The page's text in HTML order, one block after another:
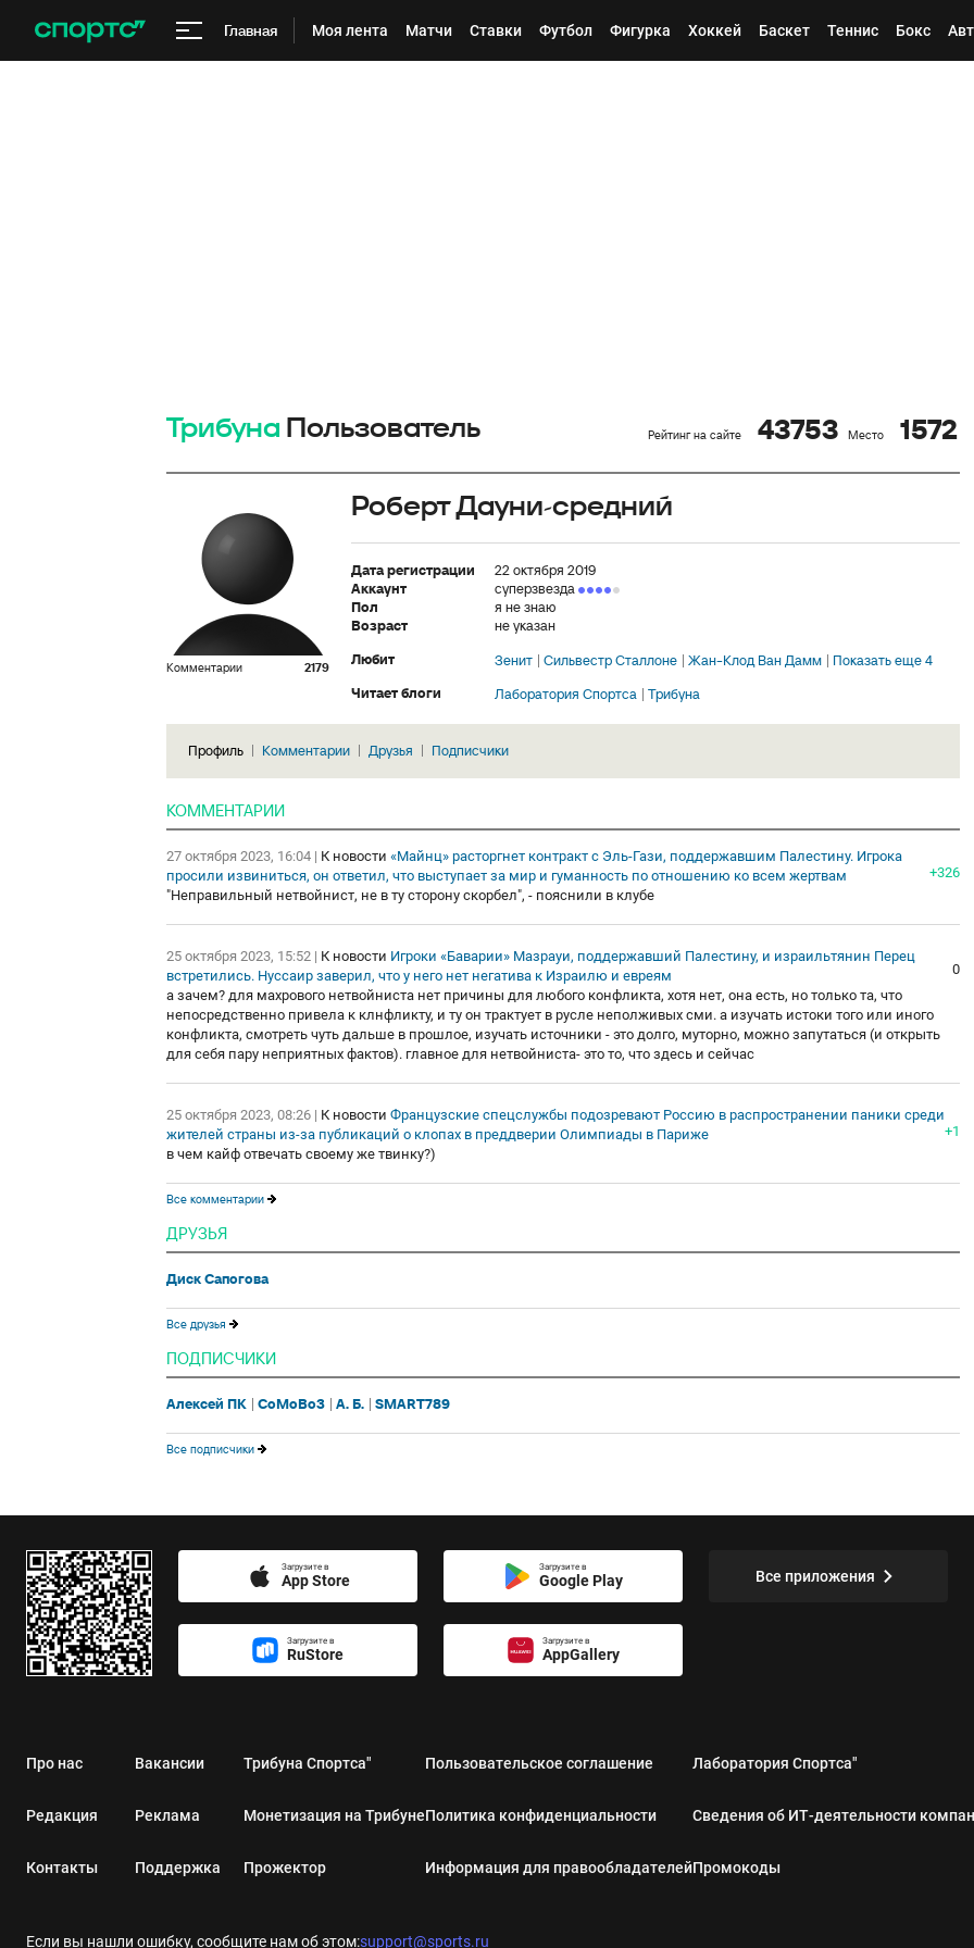
Главная Моя лента Матчи Ставки Футбол Фигурка Хоккей Баскет Теннис Бокс
Рейтинг на сайте 43753 Место 1572
Трибуна Пользователь
Комментарии 2179
Роберт Дауни-средний
Дата регистрации
22 октября 2019
Аккаунт
суперзвезда
Пол
я не знаю
Возраст
не указан
Любит
Зенит Сильвестр Сталлоне Жан-Клод Ван Дамм
Показать еще 4
Читает блоги
Лаборатория Спортса Трибуна
Профиль Комментарии Друзья Подписчики
КОММЕНТАРИИ
27 октября 2023, 16:04 | К новости «Майнц» расторгнет контракт с Эль-Гази, поддержавшим Палестину. Игрока
просили извиниться, он ответил, что выступает за мир и гуманность по отношению ко всем жертвам
+326
"Неправильный нетвойнист, не в ту сторону скорбел", - пояснили в клубе
25 октября 2023, 15:52 | К новости Игроки «Баварии» Мазрауи, поддержавший Палестину, и израильтянин Перец
встретились. Нуссаир заверил, что у него нет негатива к Израилю и евреям
0
а зачем? для махрового нетвойниста нет причины для любого конфликта, хотя нет, она есть, но только та, что
непосредственно привела к клнфликту, и ту он трактует в русле неполживых сми. а изучать истоки того или иного
конфликта, смотреть чуть дальше в прошлое, изучать источники - это долго, муторно, можно запутаться (и открыть
для себя пару неприятных фактов). главное для нетвойниста- это то, что здесь и сейчас
25 октября 2023, 08:26 | К новости Французские спецслужбы подозревают Россию в распространении паники среди
жителей страны из-за публикаций о клопах в преддверии Олимпиады в Париже
+1
в чем кайф отвечать своему же твинку?)
Все комментарии
ДРУЗЬЯ
Диск Сапогова
Все друзья
ПОДПИСЧИКИ
Алексей ПК CoMoBo3 А. Б. SMART789
Все подписчики
Загрузите в
App Store
Загрузите в
Google Play
Загрузите в
RuStore
Загрузите в
AppGallery
Все приложения
Про нас
Редакция
Контакты
Вакансии
Реклама
Поддержка
Трибуна Спортса"
Монетизация на Трибуне
Прожектор
Пользовательское соглашение
Политика конфиденциальности
Информация для правообладателей
Лаборатория Спортса"
Сведения об ИТ‑деятельности
Промокоды
Если вы нашли ошибку, сообщите нам об этом:support@sports.ru